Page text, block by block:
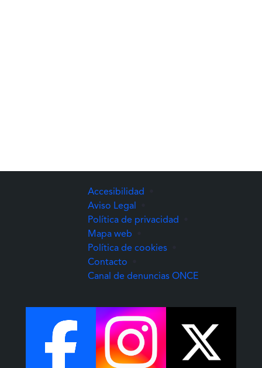
Accesibilidad
Aviso Legal
Política de privacidad
Mapa web
Política de cookies
Contacto
Canal de denuncias ONCE(Abre una